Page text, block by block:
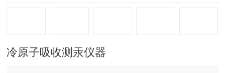
冷原子吸收测汞仪器